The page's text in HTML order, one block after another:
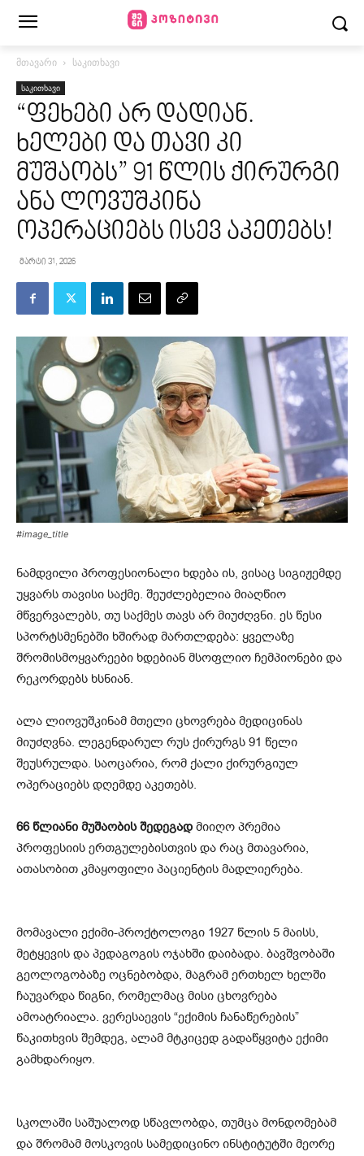
მთავარი საკითხავი
საკითხავი
“ფეხები არ დადიან.
ხელები და თავი კი
მუშაობს” 91 წლის ქირურგი
ანა ლოვუშკინა
ოპერაციებს ისევ აკეთებს!
მარტი 31, 2026
#image_title
ნამდვილი პროფესიონალი ხდება ის, ვისაც სიგიჟემდე
უყვარს თავისი საქმე. შეუძლებელია მიაღწიო
მწვერვალებს, თუ საქმეს თავს არ მიუძღვნი. ეს წესი
სპორტსმენებში ხშირად მართლდება: ყველაზე
შრომისმოყვარეები ხდებიან მსოფლიო ჩემპიონები და
რეკორდებს ხსნიან.
ალა ლიოვუშკინამ მთელი ცხოვრება მედიცინას
მიუძღვნა. ლეგენდარულ რუს ქირურგს 91 წელი
შეუსრულდა. საოცარია, რომ ქალი ქირურგიულ
ოპერაციებს დღემდე აკეთებს.
66 წლიანი მუშაობის შედეგად მიიღო პრემია
პროფესიის ერთგულებისთვის და რაც მთავარია,
ათასობით კმაყოფილი პაციენტის მადლიერება.
მომავალი ექიმი-პროქტოლოგი 1927 წლის 5 მაისს,
მეტყევის და პედაგოგის ოჯახში დაიბადა. ბავშვობაში
გეოლოგობაზე ოცნებობდა, მაგრამ ერთხელ ხელში
ჩაუვარდა წიგნი, რომელმაც მისი ცხოვრება
ამოატრიალა. ვერესაევის “ექიმის ჩანაწერების”
წაკითხვის შემდეგ, ალამ მტკიცედ გადაწყვიტა ექიმი
გამხდარიყო.
სკოლაში საშუალოდ სწავლობდა, თუმცა მონდომებამ
და შრომამ მოსკოვის სამედიცინო ინსტიტუტში მეორე